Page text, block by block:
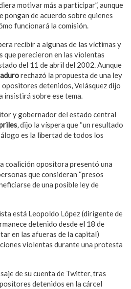
motivar más a participar”, aunque
pongan de acuerdo sobre quienes
funcionará la comisión.
recibir a algunas de las víctimas y
que perecieron en las violentas
del 11 de abril del 2002. Aunque
rechazó la propuesta de una ley
detenidos, Velásquez dijo
insistirá sobre ese tema.
y gobernador del estado central
, dijo la víspera que “un resultado
es la libertad de todos los
coalición opositora presentó una
que consideran “presos
de una posible ley de
está Leopoldo López (dirigente de
detenido desde el 18 de
en las afueras de la capital)
violentas durante una protesta
de su cuenta de Twitter, tras
detenidos en la cárcel